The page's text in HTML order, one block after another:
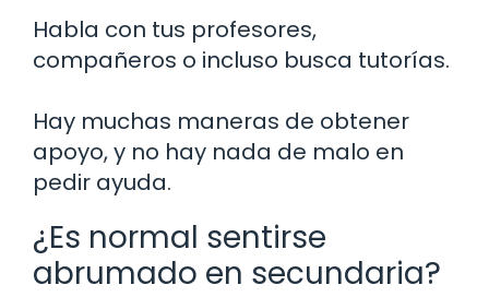
Habla con tus profesores,
compañeros o incluso busca tutorías.
Hay muchas maneras de obtener
apoyo, y no hay nada de malo en
pedir ayuda.
¿Es normal sentirse
abrumado en secundaria?